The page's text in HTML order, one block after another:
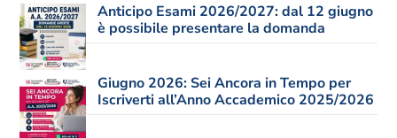
Anticipo Esami 2026/2027: dal 12 giugno
è possibile presentare la domanda
Giugno 2026: Sei Ancora in Tempo per
Iscriverti all’Anno Accademico 2025/2026